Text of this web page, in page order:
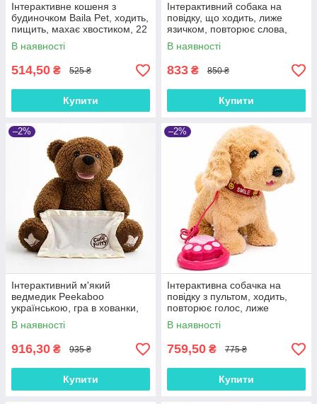
Інтерактивне кошеня з
будиночком Baila Pet, ходить,
пищить, махає хвостиком, 22
см, аксесуари
В наявності
514,50 ₴ 525 ₴
Купити
Інтерактивний собака на
повідку, що ходить, лиже
язичком, повторює слова,
гавкає, 29 см
В наявності
833 ₴ 850 ₴
Купити
–2%
Інтерактивний м'який
ведмедик Peekaboo
українською, гра в хованки,
15 фраз, казка, рухомий, 25
см
В наявності
916,30 ₴ 935 ₴
Купити
–2%
Інтерактивна собачка на
повідку з пультом, ходить,
повторює голос, лиже
язичком, гавкає та співає, 23
см, бежева, 3+
В наявності
759,50 ₴ 775 ₴
Купити